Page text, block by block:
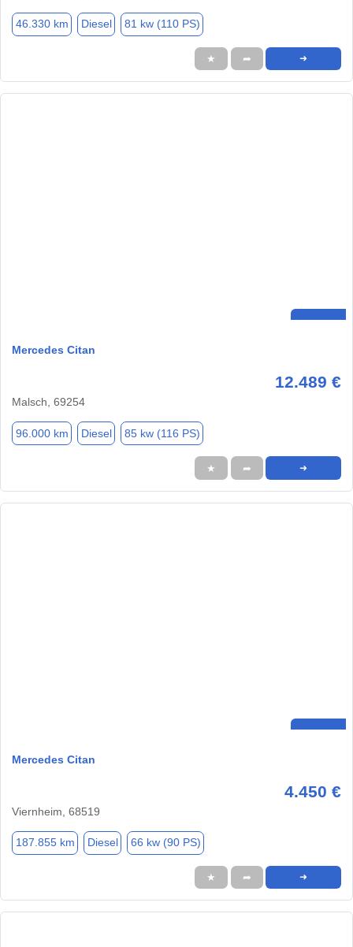
46.330 km Diesel 81 kw (110 PS)
★ ➦ ➜
Mercedes Citan
12.489 €
Malsch, 69254
96.000 km Diesel 85 kw (116 PS)
★ ➦ ➜
Mercedes Citan
4.450 €
Viernheim, 68519
187.855 km Diesel 66 kw (90 PS)
★ ➦ ➜